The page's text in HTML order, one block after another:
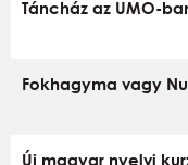
Táncház az UMO-
Fokhagyma vagy
Új magyar nyelvi